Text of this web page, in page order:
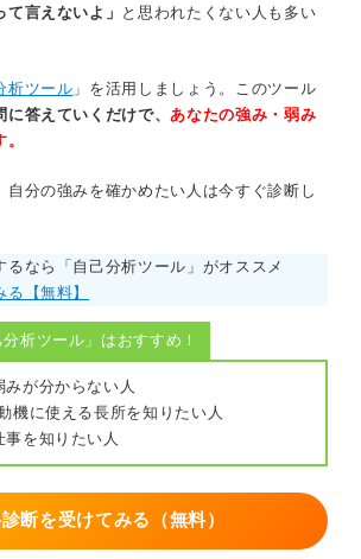
て言えないよ」 と思われたくない人も多い
析ツール 」を活用しましょう。このツール
に答えていくだけで、 あなたの強み・弱み
自分の強みを確かめたい人は今すぐ診断し
るなら「自己分析ツール」がオススメ
【無料】
析ツール」はおすすめ！
みが分からない人
機に使える長所を知りたい人
事を知りたい人
断を受けてみる（無料）